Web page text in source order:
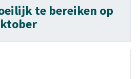
te bereiken op